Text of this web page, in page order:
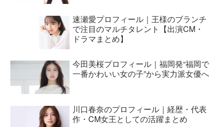
速瀬愛プロフィール｜王様のブランチ
で注目のマルチタレント【出演CM・
ドラマまとめ】
今田美桜プロフィール｜福岡発“福岡で
一番かわいい女の子”から実力派女優へ
川口春奈のプロフィール｜経歴・代表
作・CM女王としての活躍まとめ